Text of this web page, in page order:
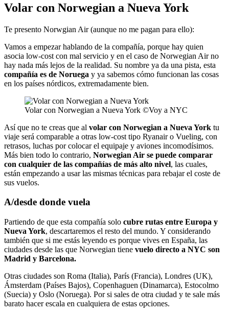
Volar con Norwegian a Nueva York
Te presento Norwgian Air (aunque no me pagan para ello):
Vamos a empezar hablando de la compañía, porque hay quien
asocia low-cost con mal servicio y en el caso de Norwegian Air no
hay nada más lejos de la realidad. Su nombre ya da una pista, esta
compañía es de Noruega y ya sabemos cómo funcionan las cosas
en los países nórdicos, extremadamente bien.
Volar con Norwegian a Nueva York ©Voy a NYC
Así que no te creas que al volar con Norwegian a Nueva York tu
viaje será comparable a otras low-cost tipo Ryanair o Vueling, con
retrasos, luchas por colocar el equipaje y aviones incomodísimos.
Más bien todo lo contrario, Norwegian Air se puede comparar
con cualquier de las compañías de más alto nivel, las cuales,
están empezando a usar las mismas técnicas para rebajar el coste de
sus vuelos.
A/desde donde vuela
Partiendo de que esta compañía solo cubre rutas entre Europa y
Nueva York, descartaremos el resto del mundo. Y considerando
también que si me estás leyendo es porque vives en España, las
ciudades desde las que Norwegian tiene vuelo directo a NYC son
Madrid y Barcelona.
Otras ciudades son Roma (Italia), París (Francia), Londres (UK),
Ámsterdam (Países Bajos), Copenhaguen (Dinamarca), Estocolmo
(Suecia) y Oslo (Noruega). Por si sales de otra ciudad y te sale más
barato hacer escala en cualquiera de estas opciones.